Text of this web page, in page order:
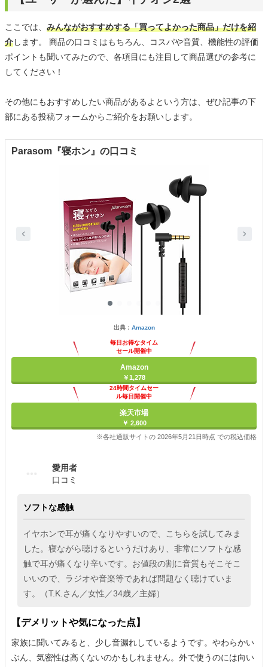
ここでは、 みんながおすすめする「買ってよかった商品」だけを紹
介します。 商品の口コミはもちろん、コスパや音質、機能性の評価
ポイントも聞いてみたので、各項目にも注目して商品選びの参考に
してください！
その他にもおすすめしたい商品があるよという方は、ぜひ記事の下
部にある投稿フォームからご紹介をお願いします。
Parasom『寝ホン』の口コミ
出典： Amazon
毎日お得なタイム
セール開催中
Amazon
￥1,278
24時間タイムセー
ル毎日開催中
楽天市場
￥ 2,600
※各社通販サイトの 2026年5月21日時点 での税込価格
愛用者
口コミ
ソフトな感触
イヤホンで耳が痛くなりやすいので、こちらを試してみま
した。寝ながら聴けるというだけあり、非常にソフトな感
触で耳が痛くなり辛いです。お値段の割に音質もそこそこ
いいので、ラジオや音楽等であれば問題なく聴けていま
す。（T.K.さん／女性／34歳／主婦）
【デメリットや気になった点】
家族に聞いてみると、少し音漏れしているようです。やわらかい
ぶん、気密性は高くないのかもしれません。外で使うのには向い